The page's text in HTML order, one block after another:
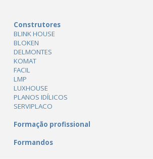
Construtores
BLINK HOUSE
BLOKEN
DELMONTES
KOMAT
FACIL
LMP
LUXHOUSE
PLANOS IDÍLICOS
SERVIPLACO
Formação profissional
Formandos